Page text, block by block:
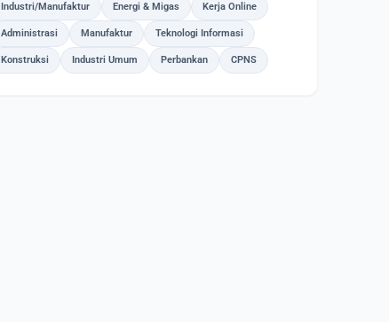
Industri/Manufaktur Energi & Migas Kerja Online
Administrasi Manufaktur Teknologi Informasi
Konstruksi Industri Umum Perbankan CPNS